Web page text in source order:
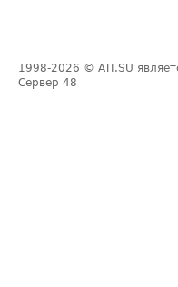
1998-2026 © ATI.SU
Сервер 48